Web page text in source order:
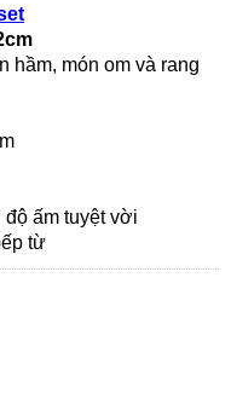
hầm, món om và rang
ấm tuyệt vời
từ